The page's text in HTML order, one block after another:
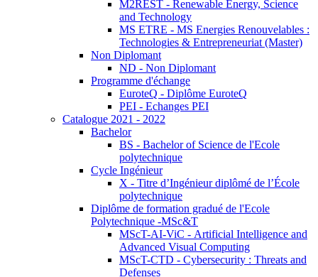
M2REST - Renewable Energy, Science
and Technology
MS ETRE - MS Energies Renouvelables :
Technologies & Entrepreneuriat (Master)
Non Diplomant
ND - Non Diplomant
Programme d'échange
EuroteQ - Diplôme EuroteQ
PEI - Echanges PEI
Catalogue 2021 - 2022
Bachelor
BS - Bachelor of Science de l'Ecole
polytechnique
Cycle Ingénieur
X - Titre d’Ingénieur diplômé de l’École
polytechnique
Diplôme de formation gradué de l'Ecole
Polytechnique -MSc&T
MScT-AI-ViC - Artificial Intelligence and
Advanced Visual Computing
MScT-CTD - Cybersecurity : Threats and
Defenses